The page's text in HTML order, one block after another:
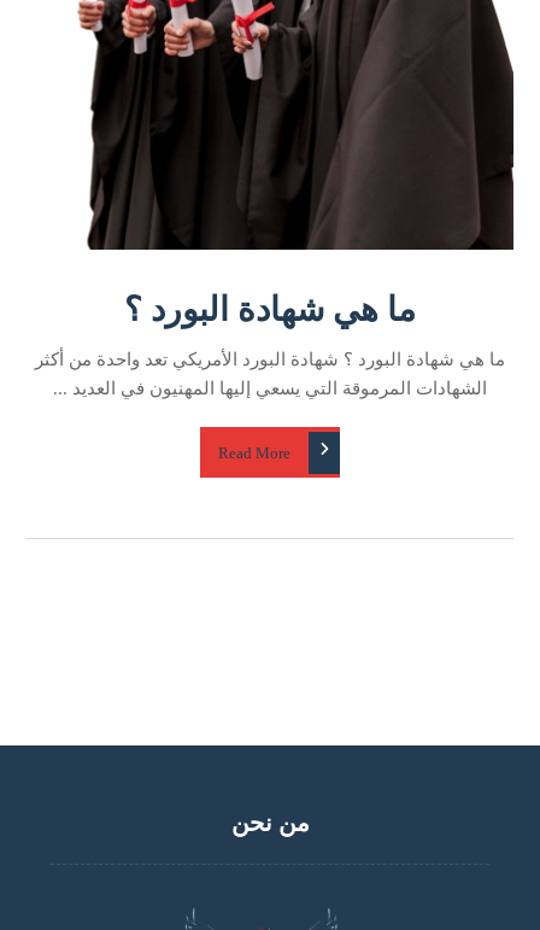
ما هي شهادة البورد ؟
ما هي شهادة البورد ؟ شهادة البورد الأمريكي تعد واحدة من أكثر
الشهادات المرموقة التي يسعي إليها المهنيون في العديد ...
Read More
من نحن